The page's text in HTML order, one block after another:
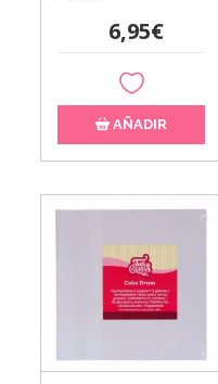
6,95€
AÑADIR